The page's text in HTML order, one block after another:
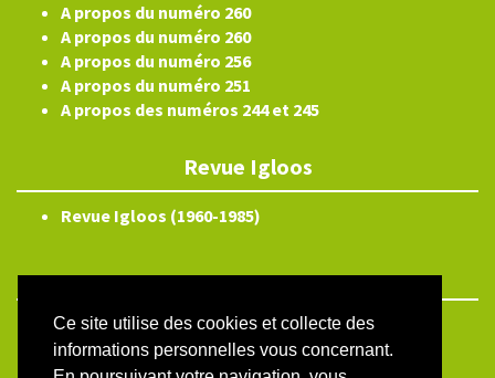
Ce site utilise des cookies et collecte des
informations personnelles vous concernant.
A propos du numéro 260
A propos du numéro 260
A propos du numéro 256
A propos du numéro 251
A propos des numéros 244 et 245
Revue Igloos
Revue Igloos (1960-1985)
ISSN électronique 2804-3359
Plan du site